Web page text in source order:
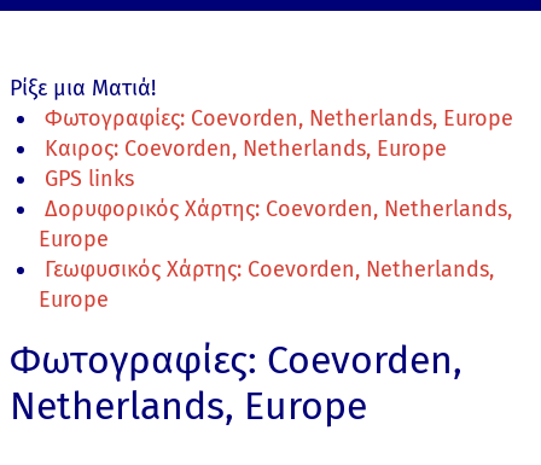
Ρίξε μια Ματιά!
Φωτογραφίες: Coevorden, Netherlands, Europe
Καιρος: Coevorden, Netherlands, Europe
GPS links
Δορυφορικός Χάρτης: Coevorden, Netherlands,
Europe
Γεωφυσικός Χάρτης: Coevorden, Netherlands,
Europe
Φωτογραφίες: Coevorden,
Netherlands, Europe